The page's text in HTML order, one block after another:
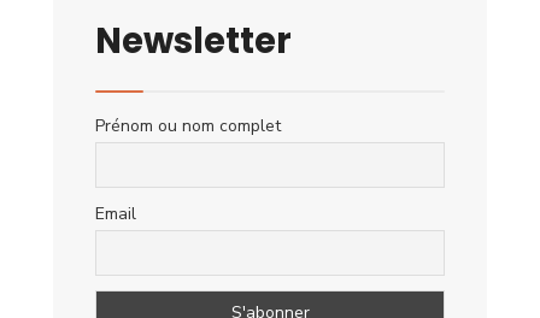
Newsletter
Prénom ou nom complet
Email